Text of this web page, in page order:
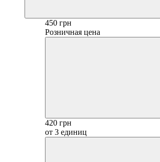
450 грн
Розничная цена
420 грн
от 3 единиц